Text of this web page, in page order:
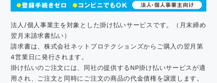
法人/個人事業主を対象とした掛け払いサービスです。（月末締め
翌月末請求書払い）
請求書は、株式会社ネットプロテクションズからご購入の翌月第
4営業日に発行されます。
掛け払いのご注文には、同社の提供するNP掛け払いサービスが適
用され、ご注文と同時にご注文の商品の代金債権を譲渡します。